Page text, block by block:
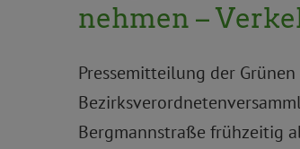
nehmen –
Pressemitteilung der
Bergmannstraße frühzeitig